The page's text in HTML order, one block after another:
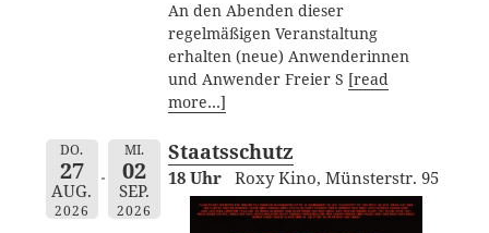
An den Abenden dieser
regelmäßigen Veranstaltung
erhalten (neue) Anwenderinnen
und Anwender Freier S [read
more…]
DO.
27
AUG.
2026
MI.
02
SEP.
2026
Staatsschutz
18 Uhr Roxy Kino, Münsterstr. 95